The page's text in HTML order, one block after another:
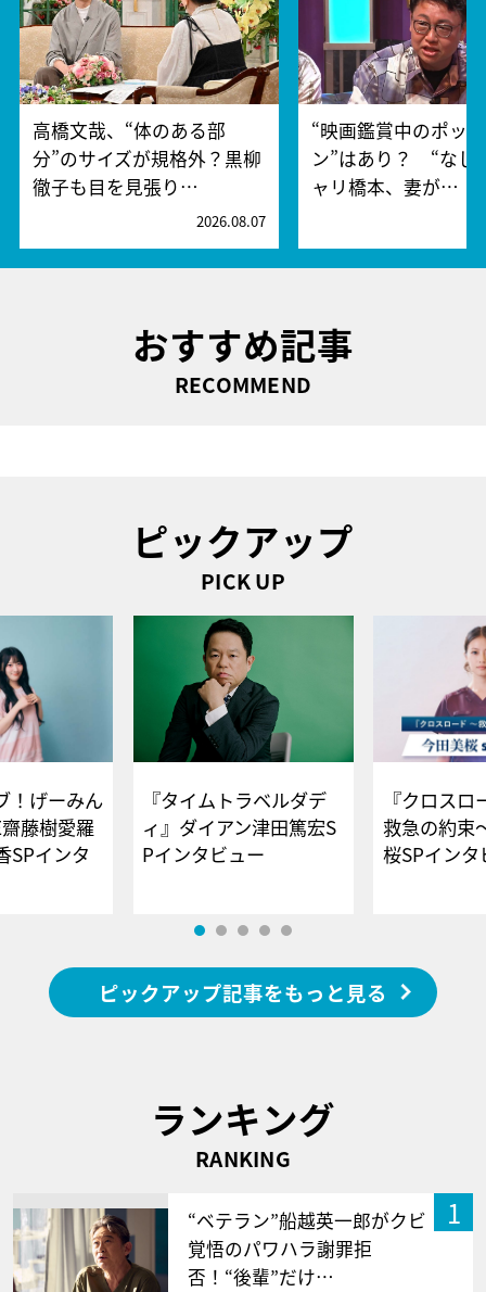
高橋文哉、“体のある部
分”のサイズが規格外？黒柳
徹子も目を見張り…
2026.08.07
“映画鑑賞中のポッ
ン”はあり？ “なし
ャリ橋本、妻が…
おすすめ記事
RECOMMEND
ピックアップ
PICK UP
！げーみん
藤樹愛羅
SPインタ
『タイムトラベルダデ
ィ』ダイアン津田篤宏S
Pインタビュー
『クロス
救急の約束
桜SPイ
ピックアップ記事をもっと見る
ランキング
RANKING
1
“ベテラン”船越英一郎がクビ
覚悟のパワハラ謝罪拒
否！“後輩”だけ…